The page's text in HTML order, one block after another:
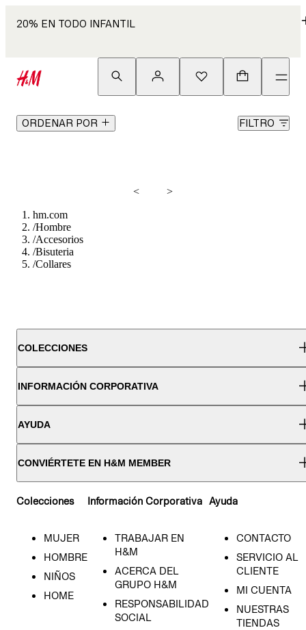
20% EN TODO INFANTIL
ORDENAR POR FILTRO
<
>
hm.com
/Hombre
/Accesorios
/Bisuteria
/Collares
COLECCIONES
INFORMACIÓN CORPORATIVA
AYUDA
CONVIÉRTETE EN H&M MEMBER
Colecciones
MUJER
HOMBRE
NIÑOS
HOME
Información Corporativa
TRABAJAR EN
H&M
ACERCA DEL
GRUPO H&M
RESPONSABILIDAD
SOCIAL
Ayuda
CONTACTO
SERVICIO AL
CLIENTE
MI CUENTA
NUESTRAS
TIENDAS